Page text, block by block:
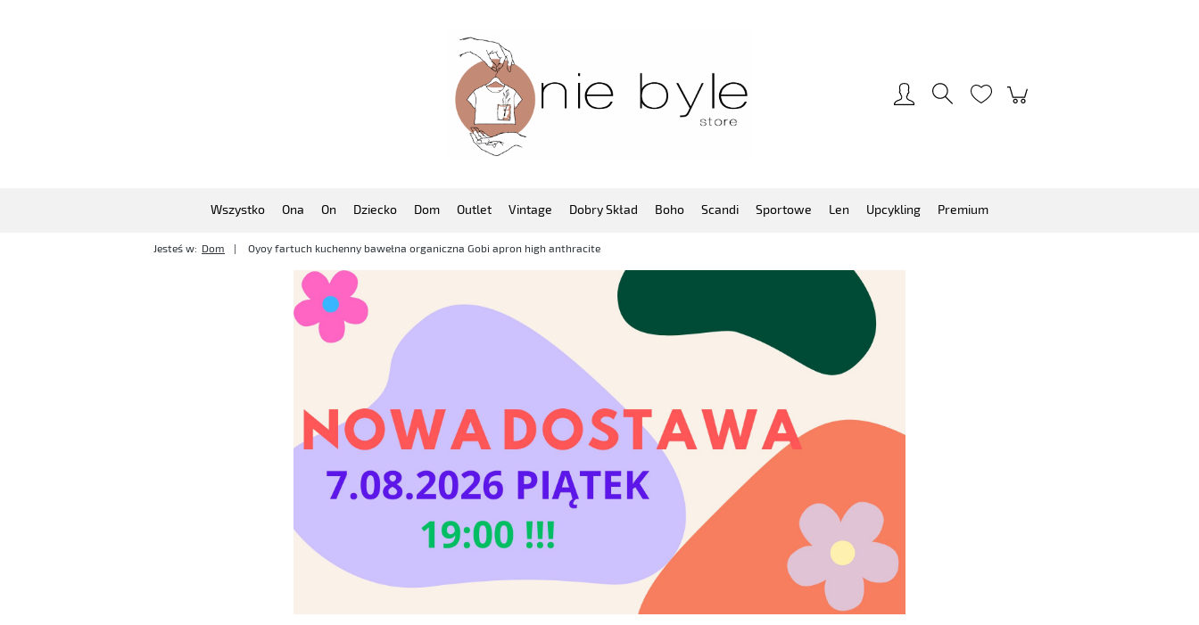
Wszystko Ona On Dziecko Dom Outlet Vintage Dobry Skład Boho Scandi Sportowe Len Upcykling Premium
Jesteś w: Dom Oyoy fartuch kuchenny bawełna organiczna Gobi apron high anthracite